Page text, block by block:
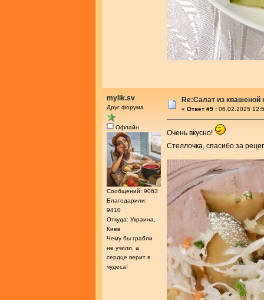
mylik.sv
Друг форума
Офлайн
Сообщений: 9063
Благодарили:
9410
Откуда: Украина,
Киев
Чему бы грабли
не учили, а
сердце верит в
чудеса!
Re:Салат из
« Ответ #9 : 06.02.2025
Очень вкусно!
Стеллочка, спасибо за